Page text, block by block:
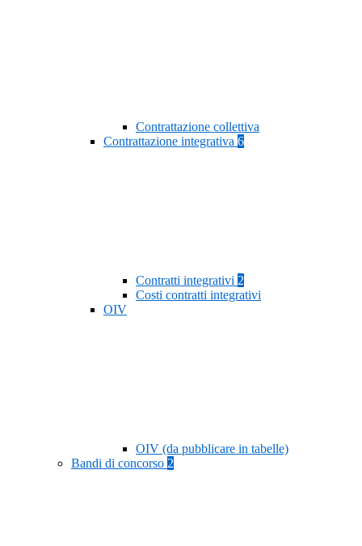
Contrattazione collettiva
Contrattazione integrativa 6
Contratti integrativi 2
Costi contratti integrativi
OIV
OIV (da pubblicare in tabelle)
Bandi di concorso 2